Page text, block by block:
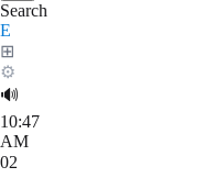
Search
E
⊞
⚙
🔊
10:47
AM
02